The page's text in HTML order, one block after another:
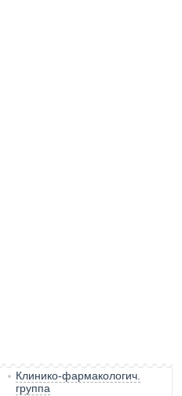
Клинико-фармакологич.
группа